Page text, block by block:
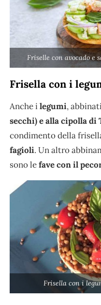
Friselle con avocado e
Frisella con i
Anche ilegumi,
secchi) e alla cipolla di
condimento della
fagioli. Un altro
sono lefave con il
Frisella con i